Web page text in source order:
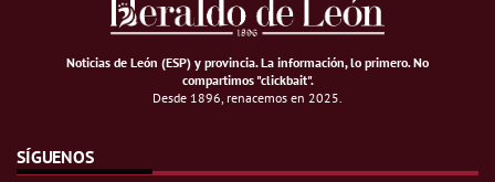
Noticias de León (ESP) y provincia. La información, lo primero.No
compartimos "clickbait".
Desde 1896, renacemos en 2025.
SÍGUENOS